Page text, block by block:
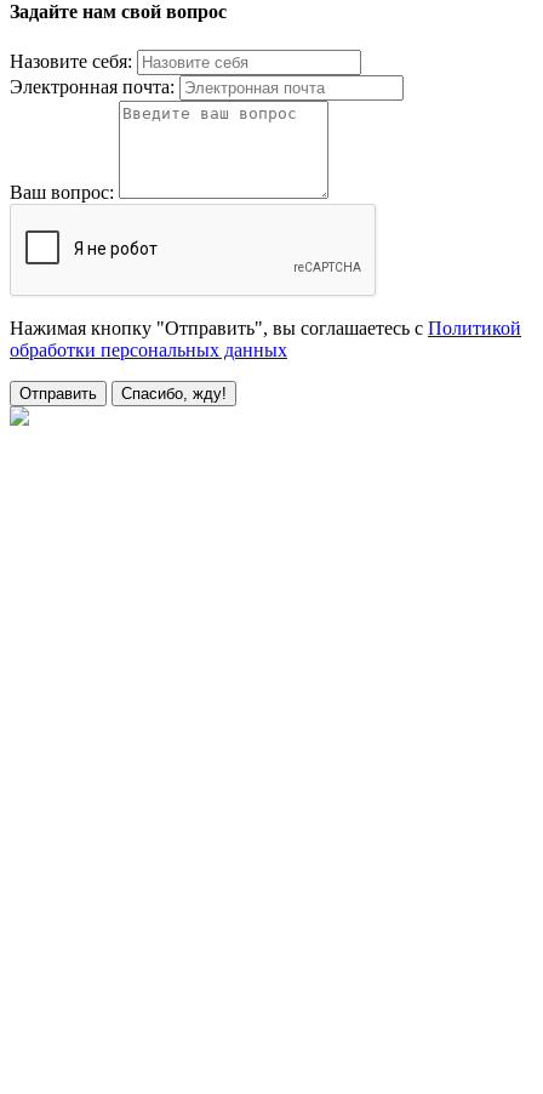
Задайте нам свой вопрос
Назовите себя:
Электронная почта:
Ваш вопрос:
Нажимая кнопку "Отправить", вы соглашаетесь с Политикой
обработки персональных данных
Отправить Спасибо, жду!